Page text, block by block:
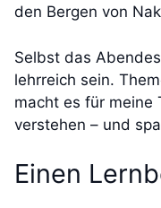
den Bergen von
Selbst das
lehrreich sein.
macht es für meine
verstehen – und
Einen